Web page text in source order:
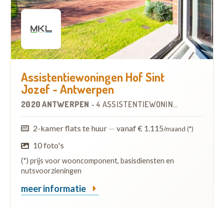
Assistentiewoningen Hof Sint
Jozef - Antwerpen
2020 ANTWERPEN -4 ASSISTENTIEWONINGEN
2-kamer flats te huur — vanaf € 1.115/maand (*)
10 foto's
(*) prijs voor wooncomponent, basisdiensten en
nutsvoorzieningen
meer informatie